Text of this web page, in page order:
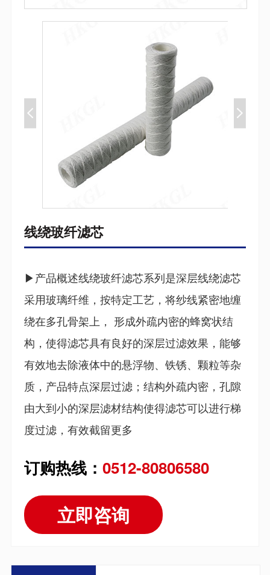
线绕玻纤滤芯
▶产品概述线绕玻纤滤芯系列是深层线绕滤芯
采用玻璃纤维，按特定工艺，将纱线紧密地缠
绕在多孔骨架上， 形成外疏内密的蜂窝状结
构，使得滤芯具有良好的深层过滤效果，能够
有效地去除液体中的悬浮物、铁锈、颗粒等杂
质，产品特点深层过滤；结构外疏内密，孔隙
由大到小的深层滤材结构使得滤芯可以进行梯
度过滤，有效截留更多
订购热线： 0512-80806580
立即咨询